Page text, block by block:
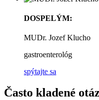
DOSPELÝM:
MUDr. Jozef Klucho
gastroenterológ
spýtajte sa
Často kladené